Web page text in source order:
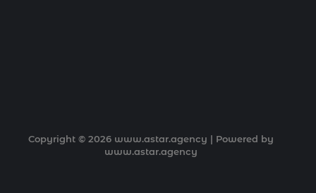
Copyright © 2026 www.astar.agency | Powered by
www.astar.agency